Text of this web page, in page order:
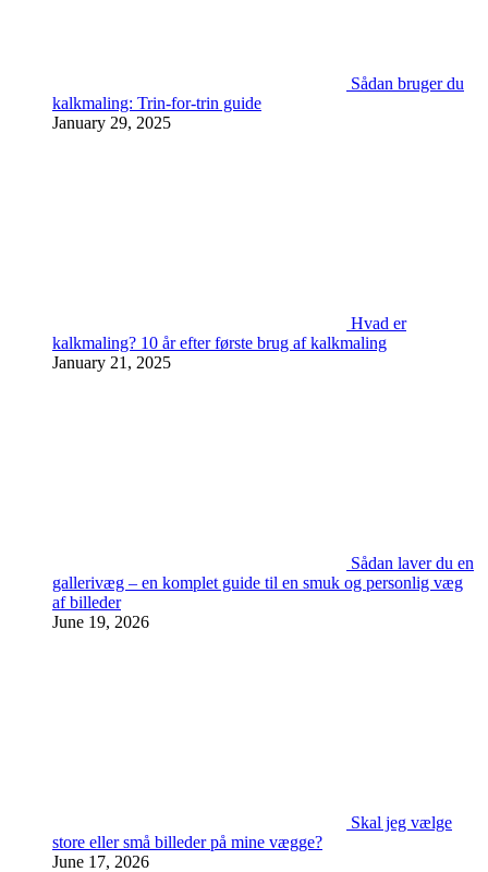
Sådan bruger du
kalkmaling: Trin-for-trin guide
January 29, 2025
Hvad er
kalkmaling? 10 år efter første brug af kalkmaling
January 21, 2025
Sådan laver du en
gallerivæg – en komplet guide til en smuk og personlig væg
af billeder
June 19, 2026
Skal jeg vælge
store eller små billeder på mine vægge?
June 17, 2026